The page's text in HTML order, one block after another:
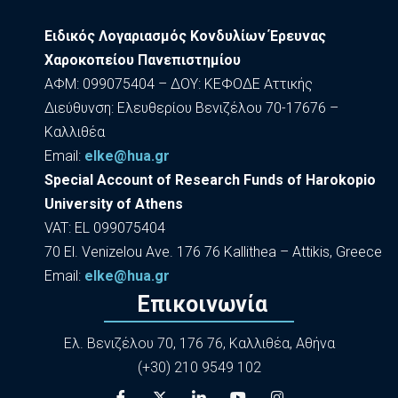
Ειδικός Λογαριασμός Κονδυλίων Έρευνας
Χαροκοπείου Πανεπιστημίου
ΑΦΜ: 099075404 – ΔΟΥ: ΚΕΦΟΔΕ Αττικής
Διεύθυνση: Ελευθερίου Βενιζέλου 70-17676 –
Καλλιθέα
Εmail: elke@hua.gr
Special Account of Research Funds of Harokopio
University of Athens
VAT: EL 099075404
70 El. Venizelou Ave. 176 76 Kallithea – Attikis, Greece
Εmail: elke@hua.gr
Επικοινωνία
Ελ. Βενιζέλου 70, 176 76, Καλλιθέα, Αθήνα
(+30) 210 9549 102